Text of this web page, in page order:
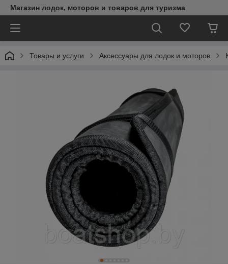
Магазин лодок, моторов и товаров для туризма
Товары и услуги Аксессуары для лодок и моторов